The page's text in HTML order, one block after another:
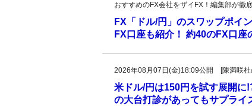
おすすめのFX会社をザイFX！編集部が徹
FX「ドル/円」のスワップポイ
FX口座も紹介！ 約40のFX口座
2026年08月07日(金)18:09公開 [陳満咲杜
米ドル/円は150円を試す展開に
の大台打診があってもサプラ